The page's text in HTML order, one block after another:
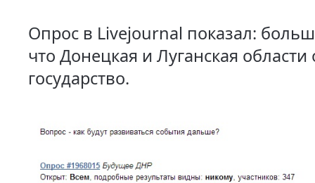
Опрос в Livejournal показал:
что Донецкая и Луганская
государство.